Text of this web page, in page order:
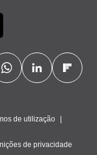
de utilização
de privacidade